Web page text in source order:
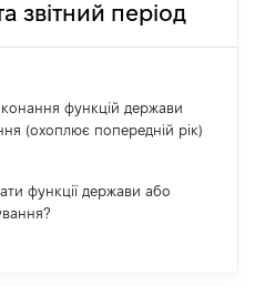
звітний період
функцій держави
(охоплює попередній рік)
функції держави або